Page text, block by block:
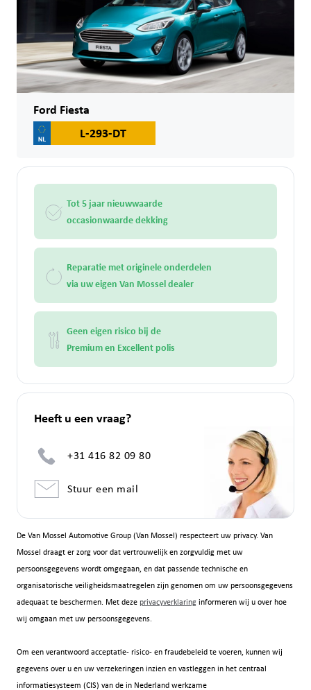
De Van Mossel Automotive Group (Van Mossel) respecteert uw privacy. Van
Mossel draagt er zorg voor dat vertrouwelijk en zorgvuldig met uw
persoonsgegevens wordt omgegaan, en dat passende technische en
organisatorische veiligheidsmaatregelen zijn genomen om uw persoonsgegevens
adequaat te beschermen. Met deze privacyverklaringinformeren wij u over hoe
wij omgaan met uw persoonsgegevens.
Om een verantwoord acceptatie- risico- en fraudebeleid te voeren, kunnen wij
gegevens over u en uw verzekeringen inzien en vastleggen in het centraal
informatiesysteem (CIS) van de in Nederland werkzame
Ford Fiesta
L-293-DT
Tot 5 jaar nieuwwaarde
occasionwaarde dekking
Reparatie met originele onderdelen
via uw eigen Van Mossel dealer
Geen eigen risico bij de
Premium en Excellent polis
Heeft u een vraag?
+31 416 82 09 80
Stuur een mail